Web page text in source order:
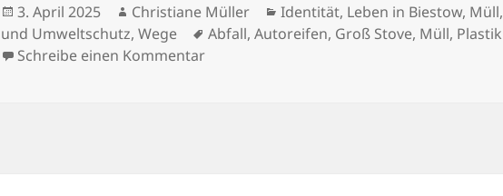
Veröffentlicht
am
3. April 2025 Autor
Christiane Müller Kategorien
Identität, Leben in Biestow, Müll,
und Umweltschutz,Wege Schlagwörter
Abfall,Autoreifen, Groß Stove, Müll, Plastik
Schreibe einen Kommentarzu Müllplatz an der Groß Stover Straße